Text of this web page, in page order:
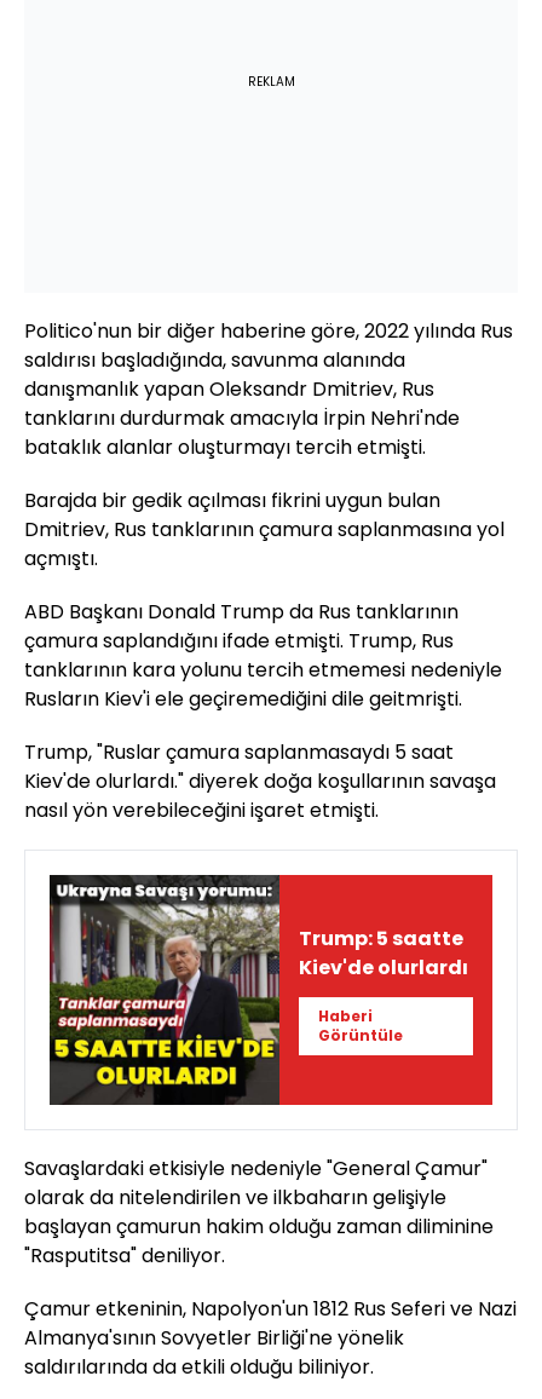
REKLAM
Politico'nun bir diğer haberine göre, 2022 yılında Rus
saldırısı başladığında, savunma alanında
danışmanlık yapan Oleksandr Dmitriev, Rus
tanklarını durdurmak amacıyla İrpin Nehri'nde
bataklık alanlar oluşturmayı tercih etmişti.
Barajda bir gedik açılması fikrini uygun bulan
Dmitriev, Rus tanklarının çamura saplanmasına yol
açmıştı.
ABD Başkanı Donald Trump da Rus tanklarının
çamura saplandığını ifade etmişti. Trump, Rus
tanklarının kara yolunu tercih etmemesi nedeniyle
Rusların Kiev'i ele geçiremediğini dile geitmrişti.
Trump, "Ruslar çamura saplanmasaydı 5 saat
Kiev'de olurlardı." diyerek doğa koşullarının savaşa
nasıl yön verebileceğini işaret etmişti.
Trump: 5 saatte
Kiev'de olurlardı
Haberi
Görüntüle
Savaşlardaki etkisiyle nedeniyle "General Çamur"
olarak da nitelendirilen ve ilkbaharın gelişiyle
başlayan çamurun hakim olduğu zaman diliminine
"Rasputitsa" deniliyor.
Çamur etkeninin, Napolyon'un 1812 Rus Seferi ve Nazi
Almanya'sının Sovyetler Birliği'ne yönelik
saldırılarında da etkili olduğu biliniyor.